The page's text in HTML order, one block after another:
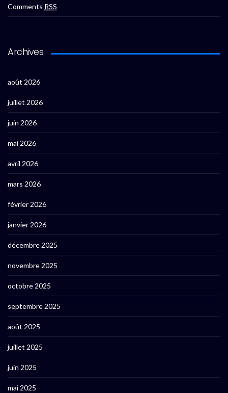
Comments RSS
Archives
août 2026
juillet 2026
juin 2026
mai 2026
avril 2026
mars 2026
février 2026
janvier 2026
décembre 2025
novembre 2025
octobre 2025
septembre 2025
août 2025
juillet 2025
juin 2025
mai 2025